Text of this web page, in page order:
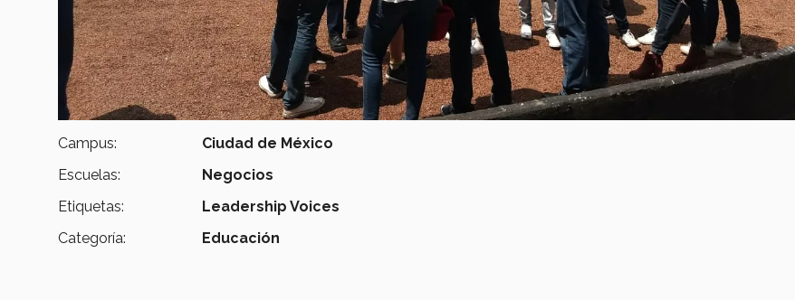
Campus:
Ciudad de México
Escuelas:
Negocios
Etiquetas:
Leadership Voices
Categoría:
Educación